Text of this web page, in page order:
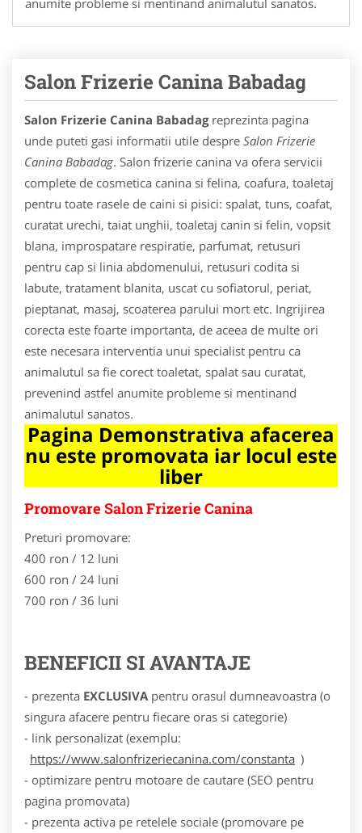
Salon Frizerie Canina Babadag
Salon Frizerie Canina Babadagreprezinta pagina
unde puteti gasi informatii utile despre Salon Frizerie
Canina Babadag. Salon frizerie canina va ofera servicii
complete de cosmetica canina si felina, coafura, toaletaj
pentru toate rasele de caini si pisici: spalat, tuns, coafat,
curatat urechi, taiat unghii, toaletaj canin si felin, vopsit
blana, improspatare respiratie, parfumat, retusuri
pentru cap si linia abdomenului, retusuri codita si
labute, tratament blanita, uscat cu sofiatorul, periat,
pieptanat, masaj, scoaterea parului mort etc. Ingrijirea
corecta este foarte importanta, de aceea de multe ori
este necesara interventia unui specialist pentru ca
animalutul sa fie corect toaletat, spalat sau curatat,
prevenind astfel anumite probleme si mentinand
animalutul sanatos.
Pagina Demonstrativa afacerea
nu este promovata iar locul este
liber
Promovare Salon Frizerie Canina
Preturi promovare:
400 ron / 12 luni
600 ron / 24 luni
700 ron / 36 luni
BENEFICII SI AVANTAJE
- prezenta EXCLUSIVA pentru orasul dumneavoastra (o
singura afacere pentru fiecare oras si categorie)
- link personalizat (exemplu:
https://www.salonfrizeriecanina.com/constanta )
- optimizare pentru motoare de cautare (SEO pentru
pagina promovata)
- prezenta activa pe retelele sociale (promovare pe